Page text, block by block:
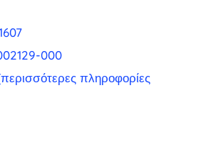
000
πληροφορίες